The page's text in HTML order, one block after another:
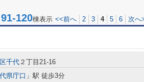
120棟表示 <<前へ 2 3 4 5 6 次へ
千代 ２丁目21-16
県庁口 」駅 徒歩3分